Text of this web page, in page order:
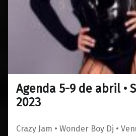
Agenda 5-9 de abril •
2023
Crazy Jam • Wonder Boy Dj •
03/04/2023
0
Maravillas